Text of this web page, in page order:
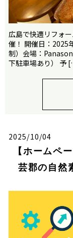
広島で快適リフォ
催！ 開催日：2025
制）会場：
下駐車場あり） 予
2025/10/04
【ホームペ
芸郡の自然